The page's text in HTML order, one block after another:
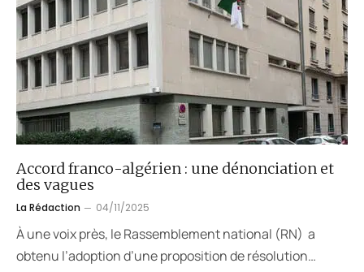
Accord franco-algérien : une dénonciation et
des vagues
La Rédaction 04/11/2025
À une voix près, le Rassemblement national (RN) a
obtenu l’adoption d’une proposition de résolution…